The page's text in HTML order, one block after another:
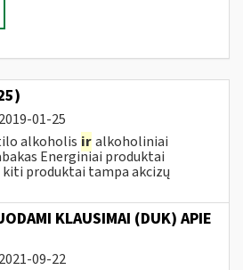
2019-01-25
alkoholis iralkoholiniai
Energiniai produktai
produktai tampa akcizų
KLAUSIMAI (DUK) APIE
2021-09-22